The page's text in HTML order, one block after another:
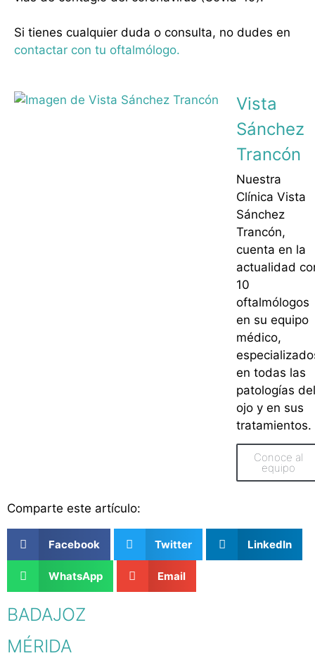
Si tienes cualquier duda o consulta, no dudes en
contactar con tu oftalmólogo.
Vista
Sánchez
Trancón
Nuestra
Clínica Vista
Sánchez
Trancón,
cuenta en la
actualidad
10
oftalmólogos
en su equipo
médico,
en todas las
patologías del
ojo y en sus
tratamientos.
Conoce al
equipo
Comparte este artículo:
Facebook Twitter LinkedIn
WhatsApp Email
BADAJOZ
MÉRIDA